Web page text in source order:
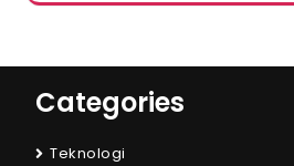
Categories
Teknologi